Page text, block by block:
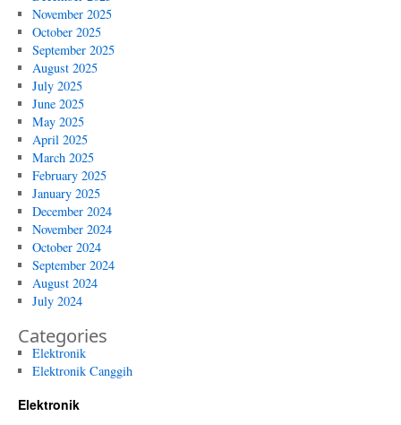
November 2025
October 2025
September 2025
August 2025
July 2025
June 2025
May 2025
April 2025
March 2025
February 2025
January 2025
December 2024
November 2024
October 2024
September 2024
August 2024
July 2024
Categories
Elektronik
Elektronik Canggih
Elektronik